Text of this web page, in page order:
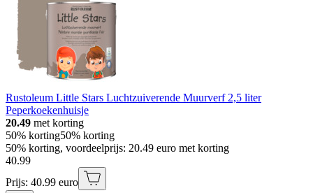
Rustoleum Little Stars Luchtzuiverende Muurverf 2,5 liter
Peperkoekenhuisje
20.49 met korting
50% korting50% korting
50% korting, voordeelprijs: 20.49 euro met korting
40.99
Prijs: 40.99 euro